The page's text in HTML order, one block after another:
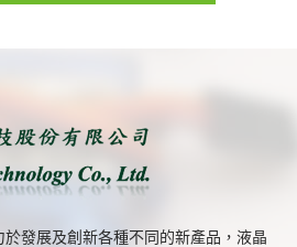
發展及創新各種不同的新產品，液晶